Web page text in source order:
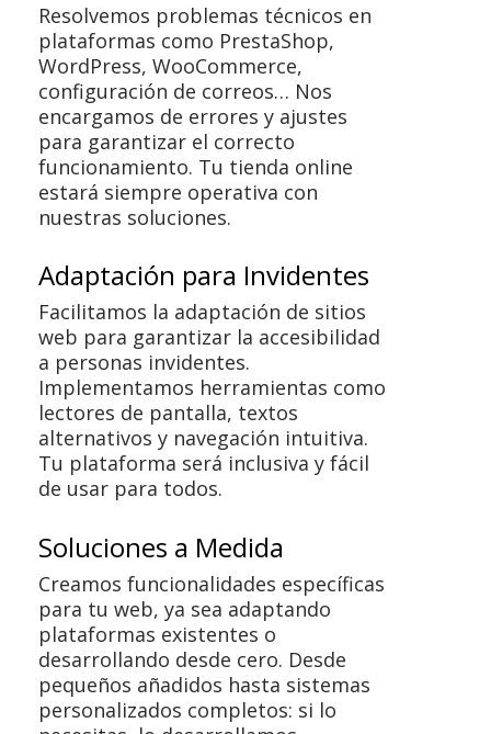
Resolvemos problemas técnicos en
plataformas como PrestaShop,
WordPress, WooCommerce,
configuración de correos… Nos
encargamos de errores y ajustes
para garantizar el correcto
funcionamiento. Tu tienda online
estará siempre operativa con
nuestras soluciones.
Adaptación para Invidentes
Facilitamos la adaptación de sitios
web para garantizar la accesibilidad
a personas invidentes.
Implementamos herramientas como
lectores de pantalla, textos
alternativos y navegación intuitiva.
Tu plataforma será inclusiva y fácil
de usar para todos.
Soluciones a Medida
Creamos funcionalidades específicas
para tu web, ya sea adaptando
plataformas existentes o
desarrollando desde cero. Desde
pequeños añadidos hasta sistemas
personalizados completos: si lo